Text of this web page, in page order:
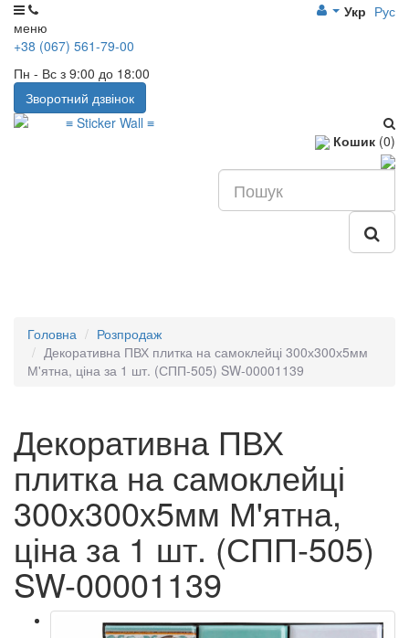
меню
Укр Рус
+38 (067) 561-79-00
Пн - Вс з 9:00 до 18:00
Зворотний дзвінок
Кошик (0)
Головна
Розпродаж
Декоративна ПВХ плитка на самоклейці 300х300х5мм
М'ятна, ціна за 1 шт. (СПП-505) SW-00001139
Декоративна ПВХ
плитка на самоклейці
300х300х5мм М'ятна,
ціна за 1 шт. (СПП-505)
SW-00001139